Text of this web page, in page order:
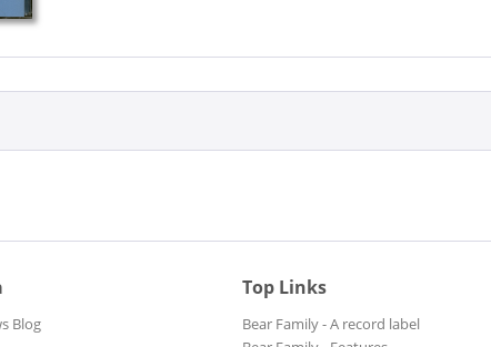
Baker, Ginger
Bay City Rollers
Bay City Rollers
Blog
Top Links
Bear Family - A record label